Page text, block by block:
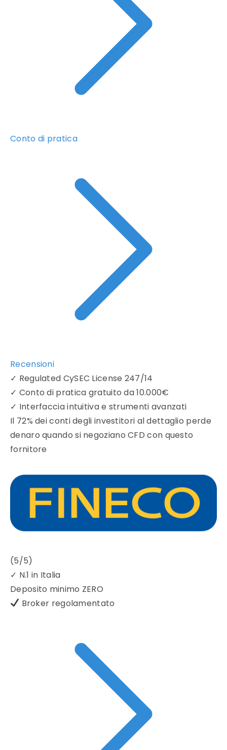
Conto di pratica
Recensioni
✓ Regulated CySEC License 247/14
✓ Conto di pratica gratuito da 10.000€
✓ Interfaccia intuitiva e strumenti avanzati
Il 72% dei conti degli investitori al dettaglio perde
denaro quando si negoziano CFD con questo
fornitore
(5/5)
✓ N.1 in Italia
Deposito minimo ZERO
Broker regolamentato